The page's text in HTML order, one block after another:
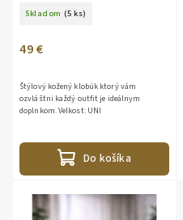
Skladom (5 ks)
49 €
Do košíka
Štýlový kožený klobúk ktorý vám
ozvláštni každý outfit je ideálnym
doplnkom. Velkost: UNI